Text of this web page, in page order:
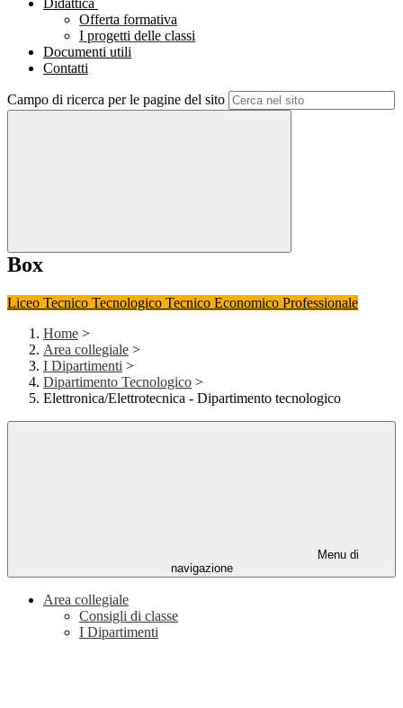
Didattica
Offerta formativa
I progetti delle classi
Documenti utili
Contatti
Campo di ricerca per le pagine del sito
Box
Liceo Tecnico Tecnologico Tecnico Economico Professionale
Home >
Area collegiale >
I Dipartimenti >
Dipartimento Tecnologico >
Elettronica/Elettrotecnica - Dipartimento tecnologico
Menu di
navigazione
Area collegiale
Consigli di classe
I Dipartimenti